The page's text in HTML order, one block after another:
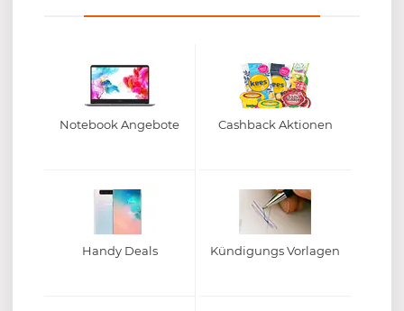
Notebook Angebote Cashback Aktionen
Handy Deals Kündigungs Vorlagen